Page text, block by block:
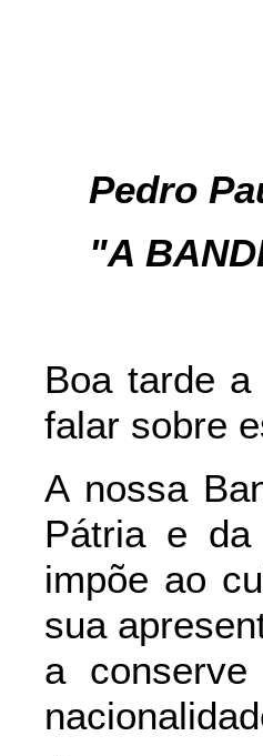
Pedro
"A
Boa tarde
falar sobre
A nossa
Pátria e
impõe ao
sua
a